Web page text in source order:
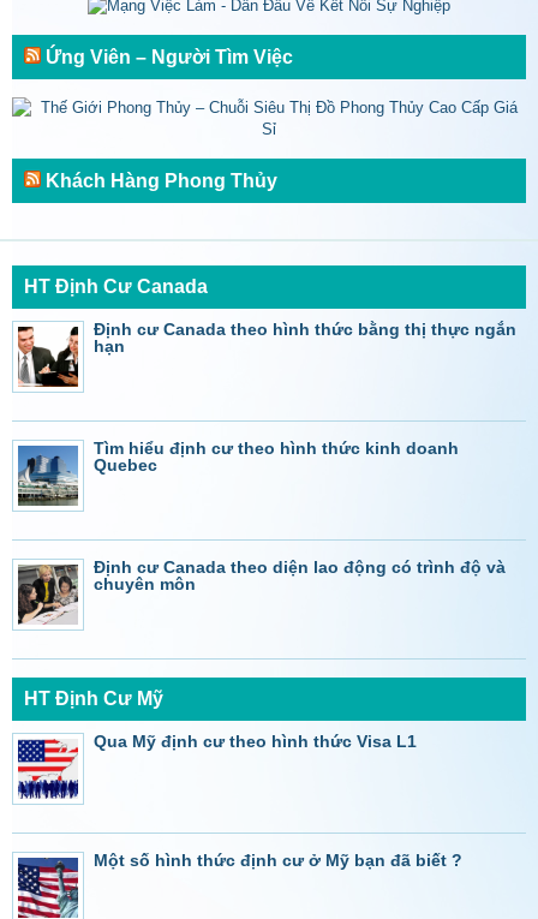
Ứng Viên – Người Tìm Việc
Khách Hàng Phong Thủy
HT Định Cư Canada
Định cư Canada theo hình thức bằng thị thực ngắn
hạn
Tìm hiểu định cư theo hình thức kinh doanh
Quebec
Định cư Canada theo diện lao động có trình độ và
chuyên môn
HT Định Cư Mỹ
Qua Mỹ định cư theo hình thức Visa L1
Một số hình thức định cư ở Mỹ bạn đã biết ?